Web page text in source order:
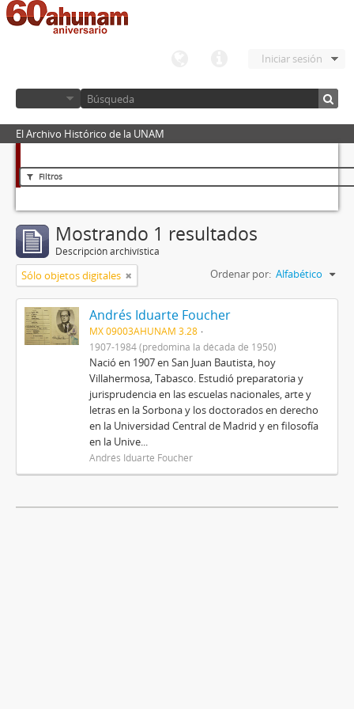
Iniciar sesión
El Archivo Histórico de la UNAM
Filtros
Mostrando 1 resultados
Descripción archivística
Sólo objetos digitales Ordenar por: Alfabético
Andrés Iduarte Foucher
MX 09003AHUNAM 3.28
1907-1984 (predomina la década de 1950)
Nació en 1907 en San Juan Bautista, hoy
Villahermosa, Tabasco. Estudió preparatoria y
jurisprudencia en las escuelas nacionales, arte y
letras en la Sorbona y los doctorados en derecho
en la Universidad Central de Madrid y en filosofía
en la Unive...
Andrés Iduarte Foucher